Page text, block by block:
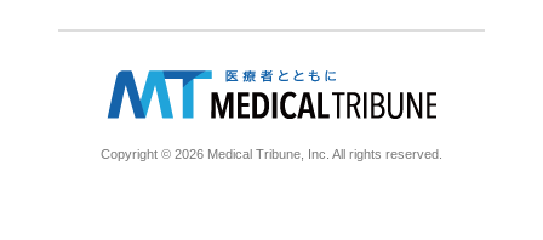
Copyright © 2026 Medical Tribune, Inc. All rights reserved.